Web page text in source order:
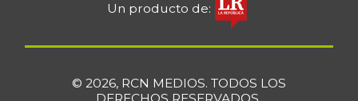
Un producto de:
© 2026, RCN MEDIOS. TODOS LOS